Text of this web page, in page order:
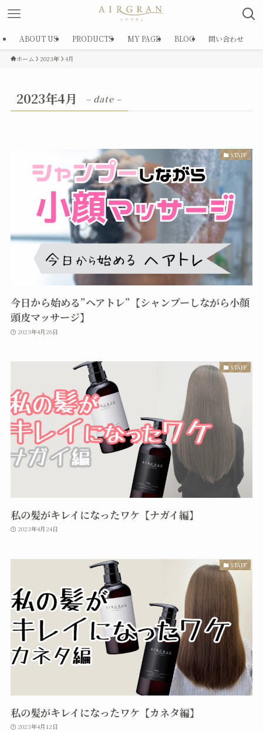
ABOUT US PRODUCTS MY PAGE BLOG 問い合わせ
ホーム 2023年 4月
2023年4月 – date –
STAFF
今日から始める”ヘアトレ”【シャンプーしながら小顔
頭皮マッサージ】
2023年4月26日
STAFF
私の髪がキレイになったワケ【ナガイ編】
2023年4月24日
STAFF
私の髪がキレイになったワケ【カネタ編】
2023年4月12日